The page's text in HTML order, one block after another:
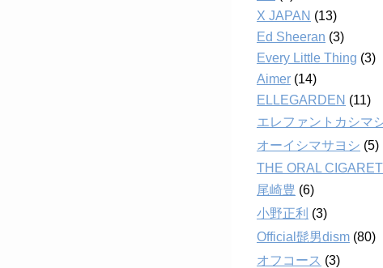
X JAPAN (13)
Ed Sheeran (3)
Every Little Thing (3)
Aimer (14)
ELLEGARDEN (11)
エレファントカシマ
オーイシマサヨシ (5)
THE ORAL
尾崎豊 (6)
小野正利 (3)
Official髭男dism (80)
オフコース (3)